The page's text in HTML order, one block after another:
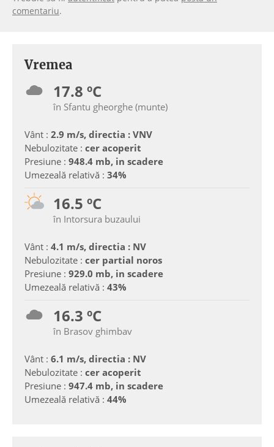
comentariu.
Vremea
17.8 ºC
în Sfantu gheorghe (munte)
Vânt : 2.9 m/s, directia : VNV
Nebulozitate : cer acoperit
Presiune : 948.4 mb, in scadere
Umezeală relativă : 34%
16.5 ºC
în Intorsura buzaului
Vânt : 4.1 m/s, directia : NV
Nebulozitate : cer partial noros
Presiune : 929.0 mb, in scadere
Umezeală relativă : 43%
16.3 ºC
în Brasov ghimbav
Vânt : 6.1 m/s, directia : NV
Nebulozitate : cer acoperit
Presiune : 947.4 mb, in scadere
Umezeală relativă : 44%